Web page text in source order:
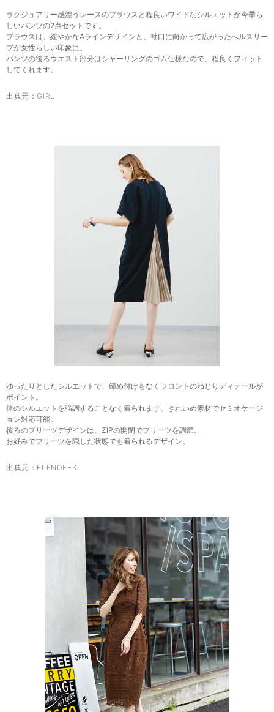
ラグジュアリー感漂うレースのブラウスと程良いワイドなシルエットが今季ら
しいパンツの2点セットです。
ブラウスは、緩やかなAラインデザインと、袖口に向かって広がったべルスリー
ブが女性らしい印象に。
パンツの後ろウエスト部分はシャーリングのゴム仕様なので、程良くフィット
してくれます。
出典元： GIRL
ゆったりとしたシルエットで、締め付けもなくフロントのねじりディテールが
ポイント。
体のシルエットを強調することなく着られます。きれいめ素材でセミオケージ
ョン対応可能。
後ろのプリーツデザインは、ZIPの開閉でプリーツを調節。
お好みでプリーツを隠した状態でも着られるデザイン。
出典元： ELENDEEK